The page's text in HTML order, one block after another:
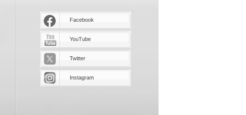
Facebook
YouTube
Twitter
Instagram